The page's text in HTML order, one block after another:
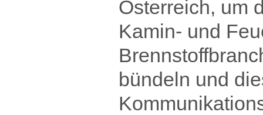
Österreich, um
Kamin- und
bündeln und